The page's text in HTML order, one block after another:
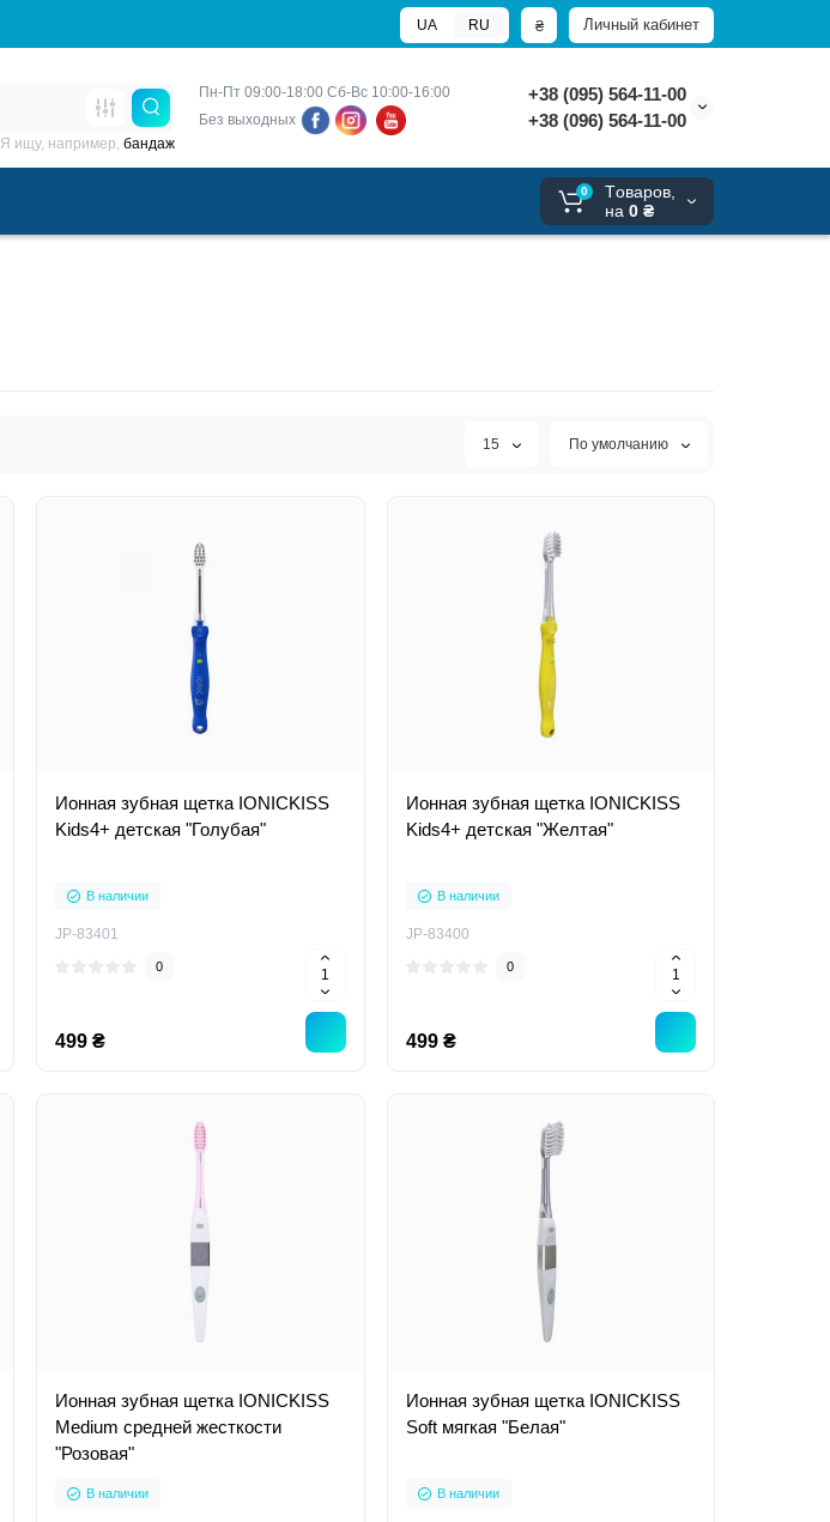
Личный кабинет
₴
UA RU
Пн-Пт 09:00-18:00 Сб-Вс 10:00-16:00
Без выходных
+38 (095) 564-11-00
+38 (096) 564-11-00
Я ищу, например, бандаж
0
Tоваров,
на 0 ₴
15 По умолчанию
Ионная зубная щетка IONICKISS
Kids4+ детская "Голубая"
В наличии
JP-83401
0
499 ₴
Ионная зубная щетка IONICKISS
Kids4+ детская "Желтая"
В наличии
JP-83400
0
499 ₴
Ионная зубная щетка IONICKISS
Medium средней жесткости
"Розовая"
В наличии
Ионная зубная щетка IONICKISS
Soft мягкая "Белая"
В наличии